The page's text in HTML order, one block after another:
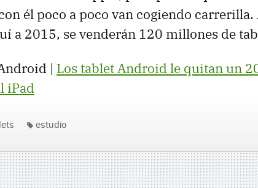
él poco a poco van cogiendo carrerilla.
a 2015, se venderán 120 millones de
| Los tablet Android le quitan un
iPad
estudio